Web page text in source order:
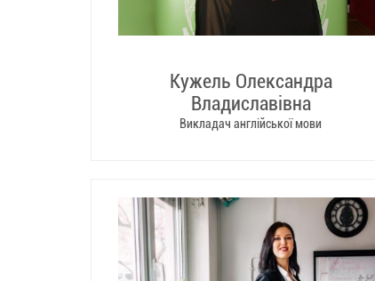
Кужель Олександра
Владиславівна
Викладач англійської мови